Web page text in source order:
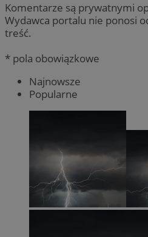
Komentarze są prywatnymi
Wydawca portalu nie ponosi
treść.
* pola obowiązkowe
Najnowsze
Popularne